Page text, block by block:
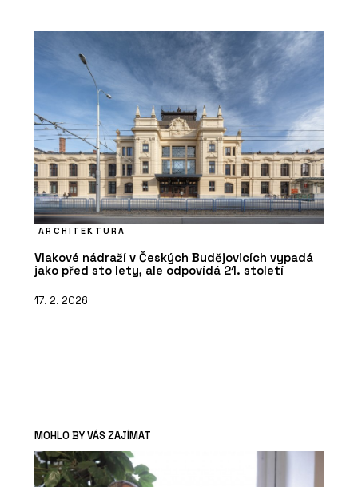
ARCHITEKTURA
Vlakové nádraží v Českých Budějovicích vypadá
jako před sto lety, ale odpovídá 21. století
17. 2. 2026
MOHLO BY VÁS ZAJÍMAT